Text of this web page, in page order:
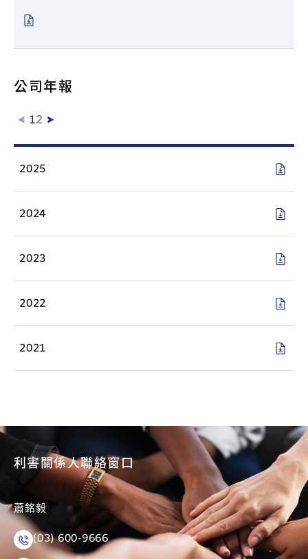
公司年報
12
2025
2024
2023
2022
2021
利害關係人聯絡窗口
蕭銘毅
(03) 600-9666